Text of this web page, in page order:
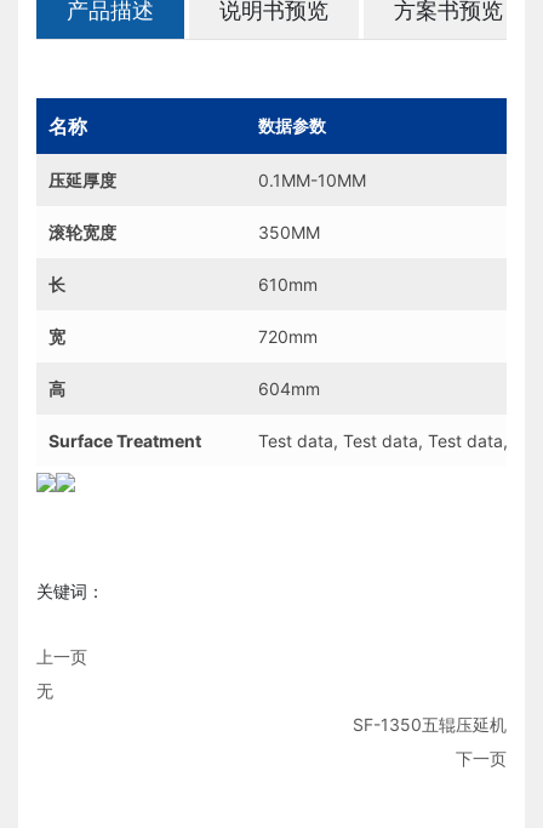
产品描述 说明书预览 方案书预览
名称 数据参数
压延厚度 0.1MM-10MM
滚轮宽度 350MM
长 610mm
宽 720mm
高 604mm
Surface Treatment Test data, Test data, Test data,
关键词：
上一页
无
SF-1350五辊压延机
下一页